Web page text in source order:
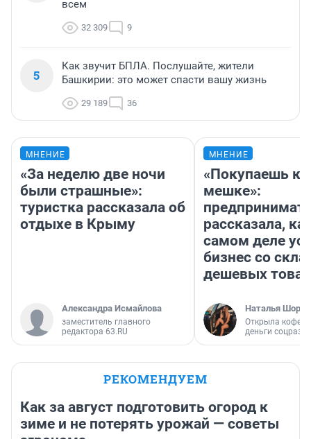
всем
32 309 9
5
Как звучит БПЛА. Послушайте, жители
Башкирии: это может спасти вашу жизнь
29 189 36
МНЕНИЕ
«За неделю две ночи
были страшные»:
туристка рассказала об
отдыхе в Крыму
Александра Исмайлова
заместитель главного
редактора 63.RU
МНЕНИЕ
«Покупаешь
мешке»:
рассказала,
самом деле
бизнес со
дешевых
Наталья
Открыла
деньги
РЕКОМЕНДУЕМ
Как за август подготовить огород к
зиме и не потерять урожай — советы